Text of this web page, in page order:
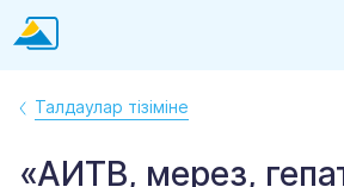
Талдаулар тізіміне
«АИТВ, мерез,